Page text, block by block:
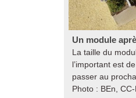
Un module
La taille du
l’important est
passer au
Photo : BEn, CC-